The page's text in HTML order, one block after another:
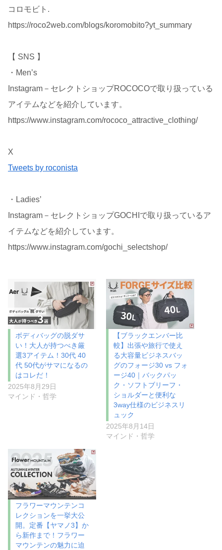
コロモビト.
https://roco2web.com/blogs/koromobito?yt_summary
【 SNS 】
・Men’s
Instagram－セレクトショップROCOCOで取り扱っている
アイテムなどを紹介しています。
https://www.instagram.com/rococo_attractive_clothing/
X
Tweets by roconista
・Ladies’
Instagram－セレクトショップGOCHIで取り扱っているア
イテムなどを紹介しています。
https://www.instagram.com/gochi_selectshop/
ボディバッグの脱ダサ
い！大人が持つべき厳
選3アイテム！30代 40
代 50代がサマになるの
はコレだ！
2025年8月29日
マインド・哲学
【ブラックエンバー比
較】出張や旅行で使え
る大容量ビジネスバッ
グのフォージ30 vs フォ
ージ40｜バックパッ
ク・ソフトブリーフ・
ショルダーと便利な
3way仕様のビジネスリ
ュック
2025年8月14日
マインド・哲学
フラワーマウンテンコ
レクションを一挙大公
開。定番【ヤマノ3】か
ら新作まで！フラワー
マウンテンの魅力に迫